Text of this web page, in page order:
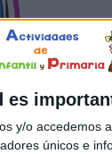
es
y/o accedemos
únicos e